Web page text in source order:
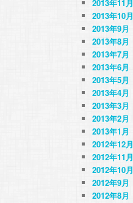
2013年11月
2013年10月
2013年9月
2013年8月
2013年7月
2013年6月
2013年5月
2013年4月
2013年3月
2013年2月
2013年1月
2012年12月
2012年11月
2012年10月
2012年9月
2012年8月